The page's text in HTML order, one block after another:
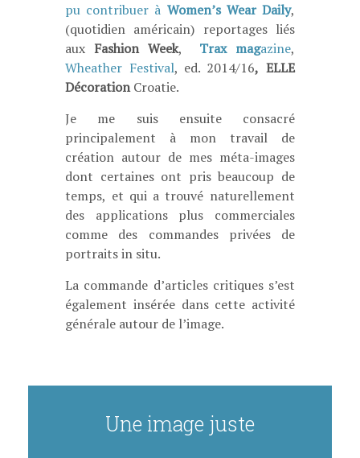
pu contribuer à Women’s Wear Daily,
(quotidien américain) reportages liés
aux Fashion Week, Trax magazine,
Wheather Festival, ed. 2014/16, ELLE
DécorationCroatie.
Je me suis ensuite consacré
principalement à mon travail de
création autour de mes méta-images
dont certaines ont pris beaucoup de
temps, et qui a trouvé naturellement
des applications plus commerciales
comme des commandes privées de
portraits in situ.
La commande d’articles critiques s’est
également insérée dans cette activité
générale autour de l’image.
Une image juste